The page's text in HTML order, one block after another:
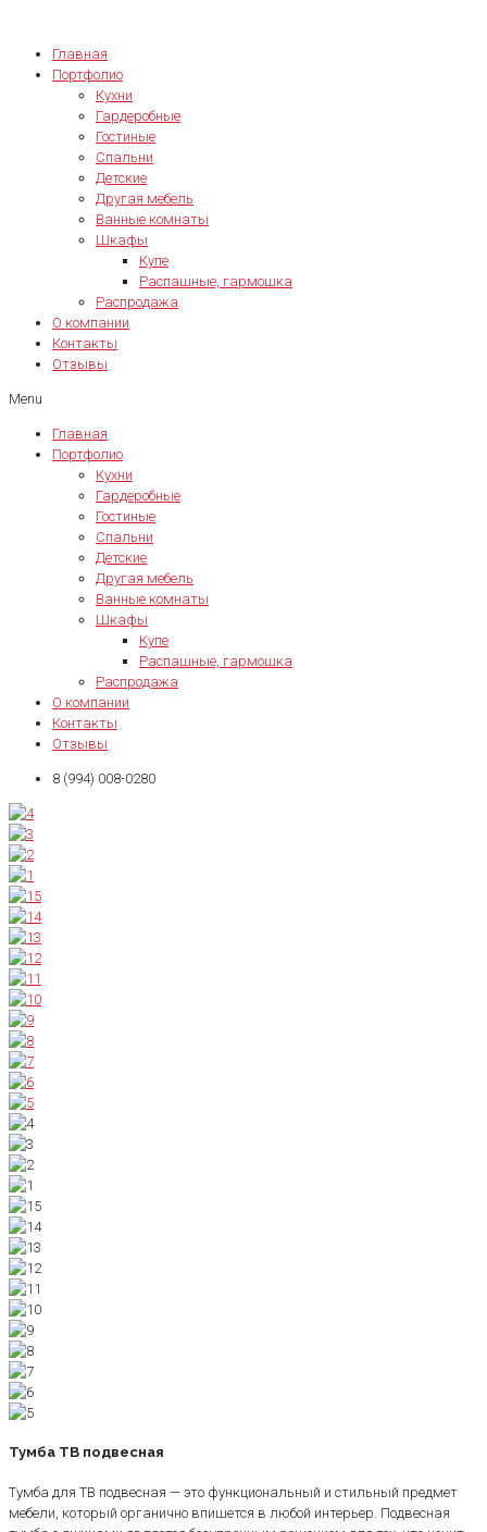
Главная
Портфолио
Кухни
Гардеробные
Гостиные
Спальни
Детские
Другая мебель
Ванные комнаты
Шкафы
Купе
Распашные, гармошка
Распродажа
О компании
Контакты
Отзывы
Menu
Главная
Портфолио
Кухни
Гардеробные
Гостиные
Спальни
Детские
Другая мебель
Ванные комнаты
Шкафы
Купе
Распашные, гармошка
Распродажа
О компании
Контакты
Отзывы
8 (994) 008-0280
Тумба ТВ подвесная
Тумба для ТВ подвесная — это функциональный и стильный предмет
мебели, который органично впишется в любой интерьер. Подвесная